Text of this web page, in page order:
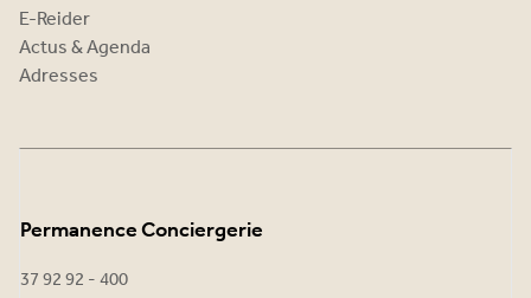
E-Reider
Actus & Agenda
Adresses
Permanence Conciergerie
37 92 92 - 400